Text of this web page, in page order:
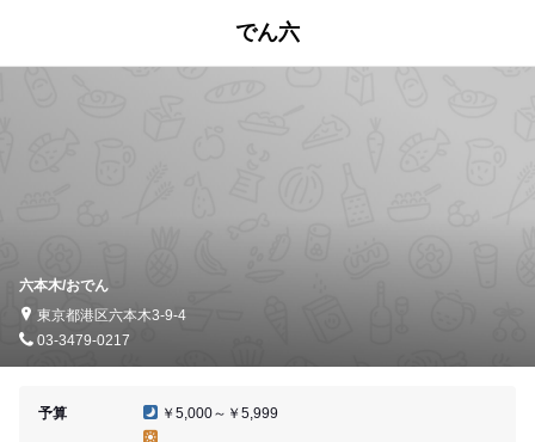
でん六
六本木/おでん
東京都港区六本木3-9-4
03-3479-0217
予算 ￥5,000～￥5,999